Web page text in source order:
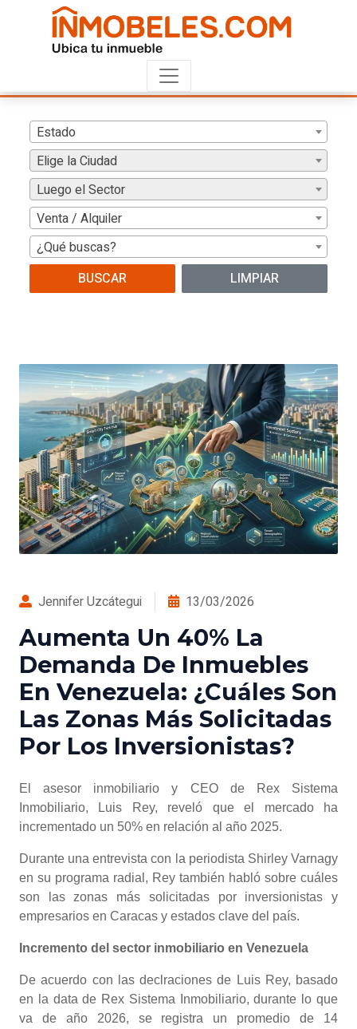
Estado
Elige la Ciudad
Luego el Sector
Venta / Alquiler
¿Qué buscas?
BUSCAR
LIMPIAR
Jennifer Uzcátegui 13/03/2026
Aumenta Un 40% La
Demanda De Inmuebles
En Venezuela: ¿Cuáles Son
Las Zonas Más Solicitadas
Por Los Inversionistas?
El asesor inmobiliario y CEO de Rex Sistema
Inmobiliario, Luis Rey, reveló que el mercado ha
incrementado un 50% en relación al año 2025.
Durante una entrevista con la periodista Shirley Varnagy
en su programa radial, Rey también habló sobre cuáles
son las zonas más solicitadas por inversionistas y
empresarios en Caracas y estados clave del país.
Incremento del sector inmobiliario en Venezuela
De acuerdo con las declraciones de Luis Rey, basado
en la data de Rex Sistema Inmobiliario, durante lo que
va de año 2026, se registra un promedio de 14